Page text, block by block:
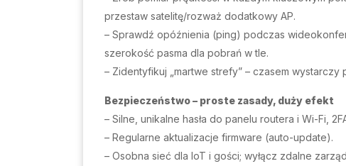
przestaw satelitę/rozważ dodatkowy AP.
– Sprawdź opóźnienia (ping) podczas
szerokość pasma dla pobrań w tle.
– Zidentyfikuj „martwe strefy” – czasem wystarczy
Bezpieczeństwo – proste zasady, duży efekt
– Silne, unikalne hasła do panelu routera i Wi-Fi,
– Regularne aktualizacje firmware (auto-update).
– Osobna sieć dla IoT i gości; wyłącz zdalne